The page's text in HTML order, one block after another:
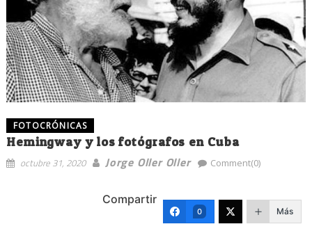
FOTOCRÓNICAS
Hemingway y los fotógrafos en Cuba
octubre 31, 2020 Jorge Oller Oller Comment(0)
Compartir
0 Más